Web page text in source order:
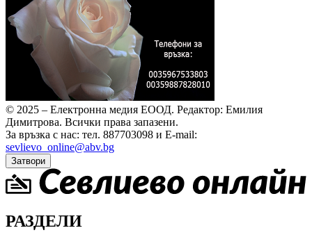
© 2025 – Електронна медия ЕООД. Редактор: Емилия
Димитрова. Всички права запазени.
За връзка с нас: тел. 887703098 и E-mail:
sevlievo_online@abv.bg
Затвори
РАЗДЕЛИ